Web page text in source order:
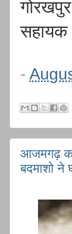
सहायक
-
आजमगढ़
बदमाशो ने